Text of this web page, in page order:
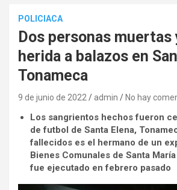
POLICIACA
Dos personas muertas
herida a balazos en
Tonameca
9 de junio de 2022 admin No hay
Los sangrientos hechos fueron
de futbol de Santa Elena,
fallecidos es el hermano de un
Bienes Comunales de Santa
fue ejecutado en febrero pasado